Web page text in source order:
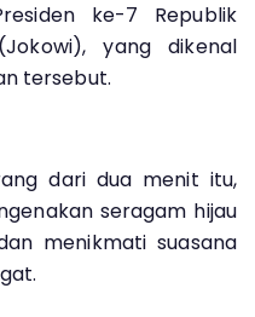
ke-7 Republik
yang dikenal
tersebut.
dari dua menit itu,
seragam hijau
menikmati suasana